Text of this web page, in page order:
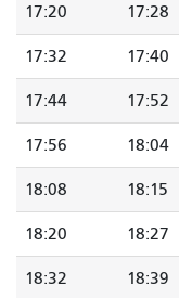
17:20 17:28
17:32 17:40
17:44 17:52
17:56 18:04
18:08 18:15
18:20 18:27
18:32 18:39